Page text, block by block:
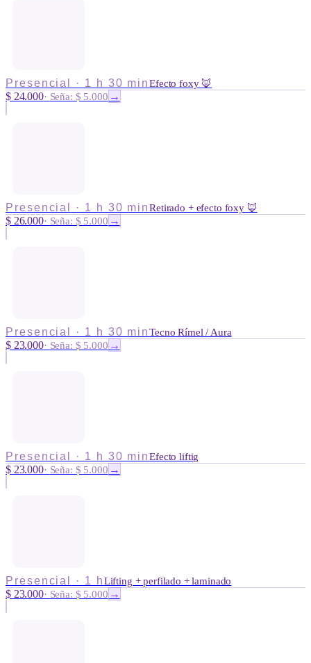
Presencial · 1 h 30 minEfecto foxy 🦊
$ 24.000· Seña: $ 5.000 →
Presencial · 1 h 30 minRetirado + efecto foxy 🦊
$ 26.000· Seña: $ 5.000 →
Presencial · 1 h 30 minTecno Rímel / Aura
$ 23.000· Seña: $ 5.000 →
Presencial · 1 h 30 minEfecto liftig
$ 23.000· Seña: $ 5.000 →
Presencial · 1 hLifting + perfilado + laminado
$ 23.000· Seña: $ 5.000 →